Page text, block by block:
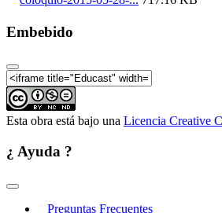
Embebido
Esta obra está bajo una Licencia Creative
¿ Ayuda ?
Preguntas Frecuentes